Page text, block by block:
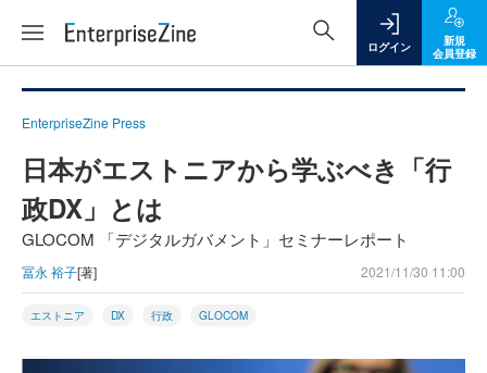
ログイン
新規
会員登録
EnterpriseZine Press
日本がエストニアから学ぶべき「行
政DX」とは
GLOCOM 「デジタルガバメント」セミナーレポート
冨永 裕子[著] 2021/11/30 11:00
エストニア DX 行政 GLOCOM